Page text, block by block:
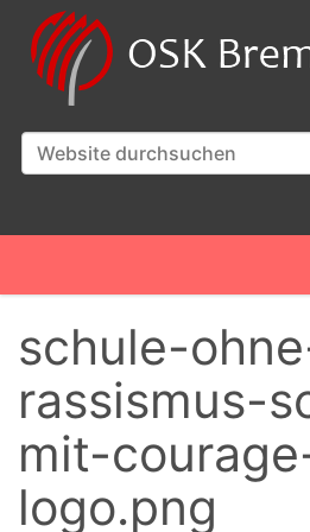
Website durchsuchen
schule-
rassismus-
mit-
logo.png